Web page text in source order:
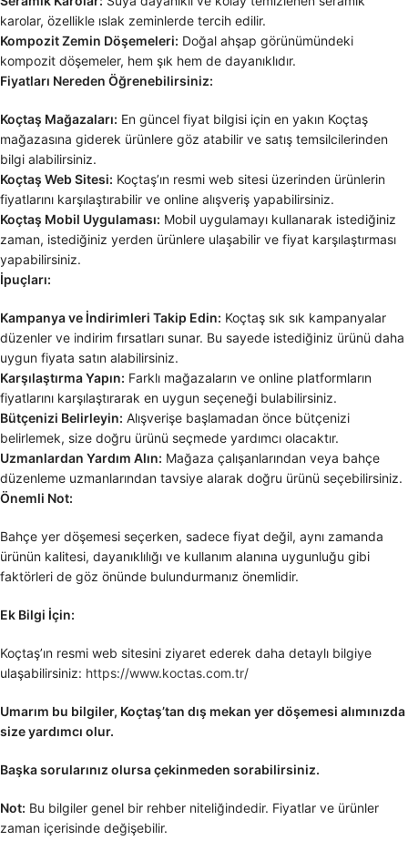
karolar, özellikle ıslak zeminlerde tercih edilir.
Kompozit Zemin Döşemeleri: Doğal ahşap görünümündeki
kompozit döşemeler, hem şık hem de dayanıklıdır.
Fiyatları Nereden Öğrenebilirsiniz:
Koçtaş Mağazaları: En güncel fiyat bilgisi için en yakın Koçtaş
mağazasına giderek ürünlere göz atabilir ve satış temsilcilerinden
bilgi alabilirsiniz.
Koçtaş Web Sitesi: Koçtaş’ın resmi web sitesi üzerinden ürünlerin
fiyatlarını karşılaştırabilir ve online alışveriş yapabilirsiniz.
Koçtaş Mobil Uygulaması: Mobil uygulamayı kullanarak istediğiniz
zaman, istediğiniz yerden ürünlere ulaşabilir ve fiyat karşılaştırması
yapabilirsiniz.
İpuçları:
Kampanya ve İndirimleri Takip Edin: Koçtaş sık sık kampanyalar
düzenler ve indirim fırsatları sunar. Bu sayede istediğiniz ürünü daha
uygun fiyata satın alabilirsiniz.
Karşılaştırma Yapın: Farklı mağazaların ve online platformların
fiyatlarını karşılaştırarak en uygun seçeneği bulabilirsiniz.
Bütçenizi Belirleyin: Alışverişe başlamadan önce bütçenizi
belirlemek, size doğru ürünü seçmede yardımcı olacaktır.
Uzmanlardan Yardım Alın: Mağaza çalışanlarından veya bahçe
düzenleme uzmanlarından tavsiye alarak doğru ürünü seçebilirsiniz.
Önemli Not:
Bahçe yer döşemesi seçerken, sadece fiyat değil, aynı zamanda
ürünün kalitesi, dayanıklılığı ve kullanım alanına uygunluğu gibi
faktörleri de göz önünde bulundurmanız önemlidir.
Ek Bilgi İçin:
Koçtaş’ın resmi web sitesini ziyaret ederek daha detaylı bilgiye
ulaşabilirsiniz: https://www.koctas.com.tr/
Umarım bu bilgiler, Koçtaş’tan dış mekan yer döşemesi alımınızda
size yardımcı olur.
Başka sorularınız olursa çekinmeden sorabilirsiniz.
Not: Bu bilgiler genel bir rehber niteliğindedir. Fiyatlar ve ürünler
zaman içerisinde değişebilir.